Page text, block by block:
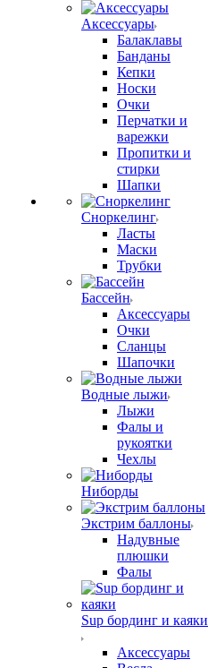
Аксессуары
Балаклавы
Банданы
Кепки
Носки
Очки
Перчатки и
варежки
Пропитки и
стирки
Шапки
Сноркелинг
Ласты
Маски
Трубки
Бассейн
Аксессуары
Очки
Сланцы
Шапочки
Водные лыжи
Лыжи
Фалы и
рукоятки
Чехлы
Ниборды
Экстрим баллоны
Надувные
плюшки
Фалы
Sup бординг и каяки
Аксессуары